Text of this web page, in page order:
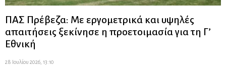
ΠΑΣ Πρέβεζα: Με εργομετρικά και υψηλές
απαιτήσεις ξεκίνησε η προετοιμασία για τη Γ’
Εθνική
28 Ιουλίου 2026, 13:10